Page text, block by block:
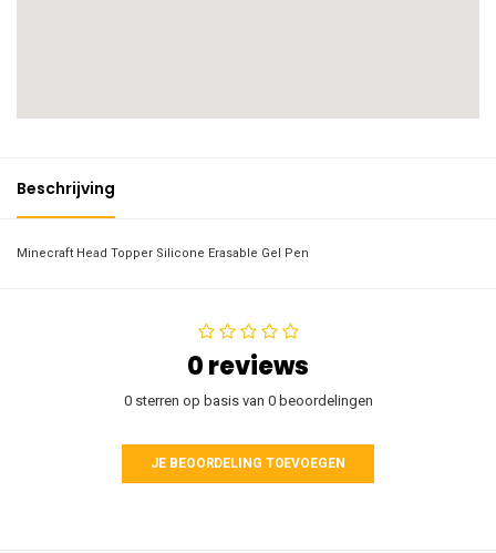
Beschrijving
Minecraft Head Topper Silicone Erasable Gel Pen
0 reviews
0 sterren op basis van 0 beoordelingen
JE BEOORDELING TOEVOEGEN